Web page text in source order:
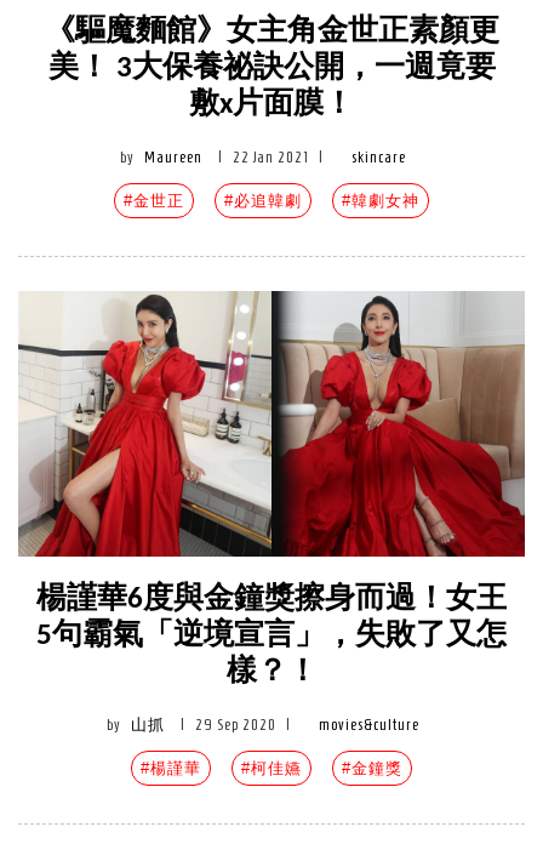
《驅魔麵館》女主角金世正素顏更
美！ 3大保養祕訣公開，一週竟要
敷x片面膜！
by Maureen 22 Jan 2021 skincare
#金世正 #必追韓劇 #韓劇女神
楊謹華6度與金鐘獎擦身而過！女王
5句霸氣「逆境宣言」，失敗了又怎
樣？！
by 山抓 29 Sep 2020 movies&culture
#楊謹華 #柯佳嬿 #金鐘獎